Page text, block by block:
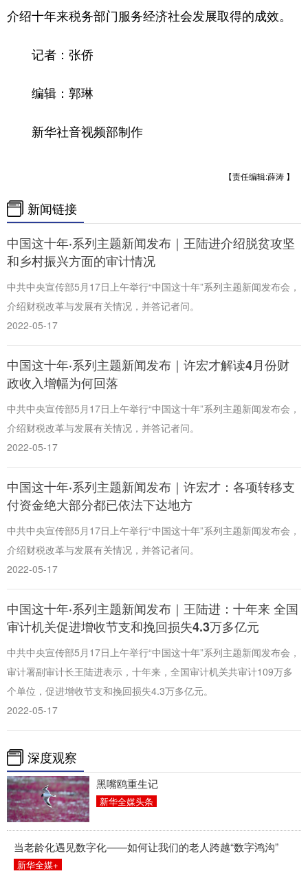
文化产业
北京
辽宁 吉林
广东
四川 贵州 云南 西藏
新疆 内蒙古 黑龙江
多语种频道
English Español
Русский язык 日本語 한국어
Deutsch
介绍十年来税务部门服务经济社会发展取得的成效。
记者：张侨
编辑：郭琳
新华社音视频部制作
【责任编辑:薛涛 】
新闻链接
中国这十年·系列主题新闻发布｜王陆进介绍脱贫攻坚
和乡村振兴方面的审计情况
中共中央宣传部5月17日上午举行“中国这十年”系列主题新闻发布会，
介绍财税改革与发展有关情况，并答记者问。
2022-05-17
中国这十年·系列主题新闻发布｜许宏才解读4月份财
政收入增幅为何回落
中共中央宣传部5月17日上午举行“中国这十年”系列主题新闻发布会，
介绍财税改革与发展有关情况，并答记者问。
2022-05-17
中国这十年·系列主题新闻发布｜许宏才：各项转移支
付资金绝大部分都已依法下达地方
中共中央宣传部5月17日上午举行“中国这十年”系列主题新闻发布会，
介绍财税改革与发展有关情况，并答记者问。
2022-05-17
中国这十年·系列主题新闻发布｜王陆进：十年来 全国
审计机关促进增收节支和挽回损失4.3万多亿元
中共中央宣传部5月17日上午举行“中国这十年”系列主题新闻发布会，
审计署副审计长王陆进表示，十年来，全国审计机关共审计109万多
个单位，促进增收节支和挽回损失4.3万多亿元。
2022-05-17
深度观察
黑嘴鸥重生记
新华全媒头条
当老龄化遇见数字化——如何让我们的老人跨越“数字鸿沟”
新华全媒+